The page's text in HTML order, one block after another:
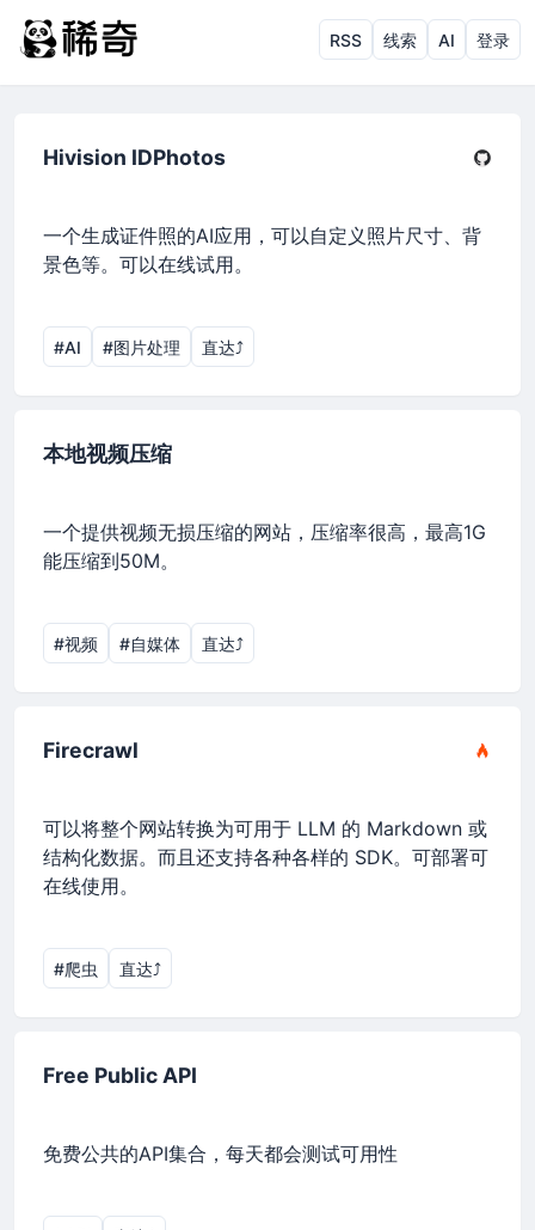
RSS 线索 AI 登录
Hivision IDPhotos
一个生成证件照的AI应用，可以自定义照片尺寸、背
景色等。可以在线试用。
#AI #图片处理 直达⤴︎
本地视频压缩
一个提供视频无损压缩的网站，压缩率很高，最高1G
能压缩到50M。
#视频 #自媒体 直达⤴︎
Firecrawl
可以将整个网站转换为可用于 LLM 的 Markdown 或
结构化数据。而且还支持各种各样的 SDK。可部署可
在线使用。
#爬虫 直达⤴︎
Free Public API
免费公共的API集合，每天都会测试可用性